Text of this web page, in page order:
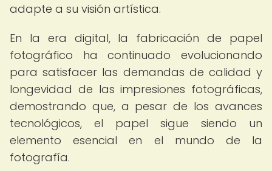
adapte a su visión artística.
En la era digital, la fabricación de papel
fotográfico ha continuado evolucionando
para satisfacer las demandas de calidad y
longevidad de las impresiones fotográficas,
demostrando que, a pesar de los avances
tecnológicos, el papel sigue siendo un
elemento esencial en el mundo de la
fotografía.